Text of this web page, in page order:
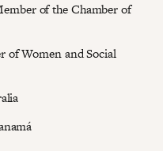
of the Chamber of
of Women and Social